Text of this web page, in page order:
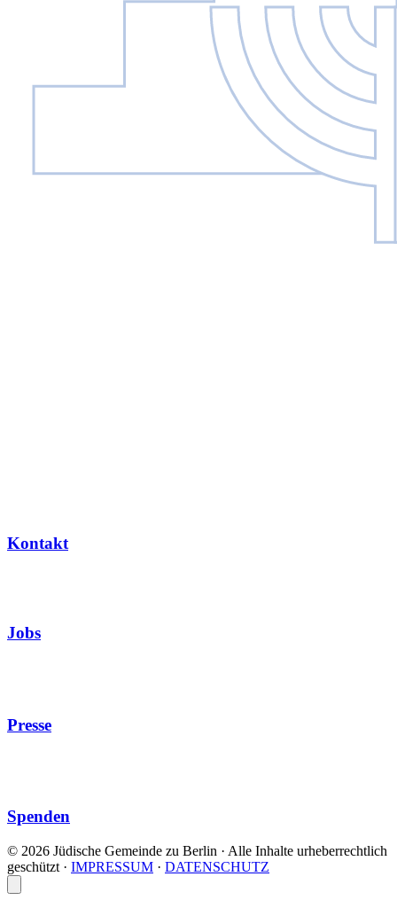
Kontakt
Jobs
Presse
Spenden
© 2026 Jüdische Gemeinde zu Berlin · Alle Inhalte urheberrechtlich
geschützt · IMPRESSUM · DATENSCHUTZ